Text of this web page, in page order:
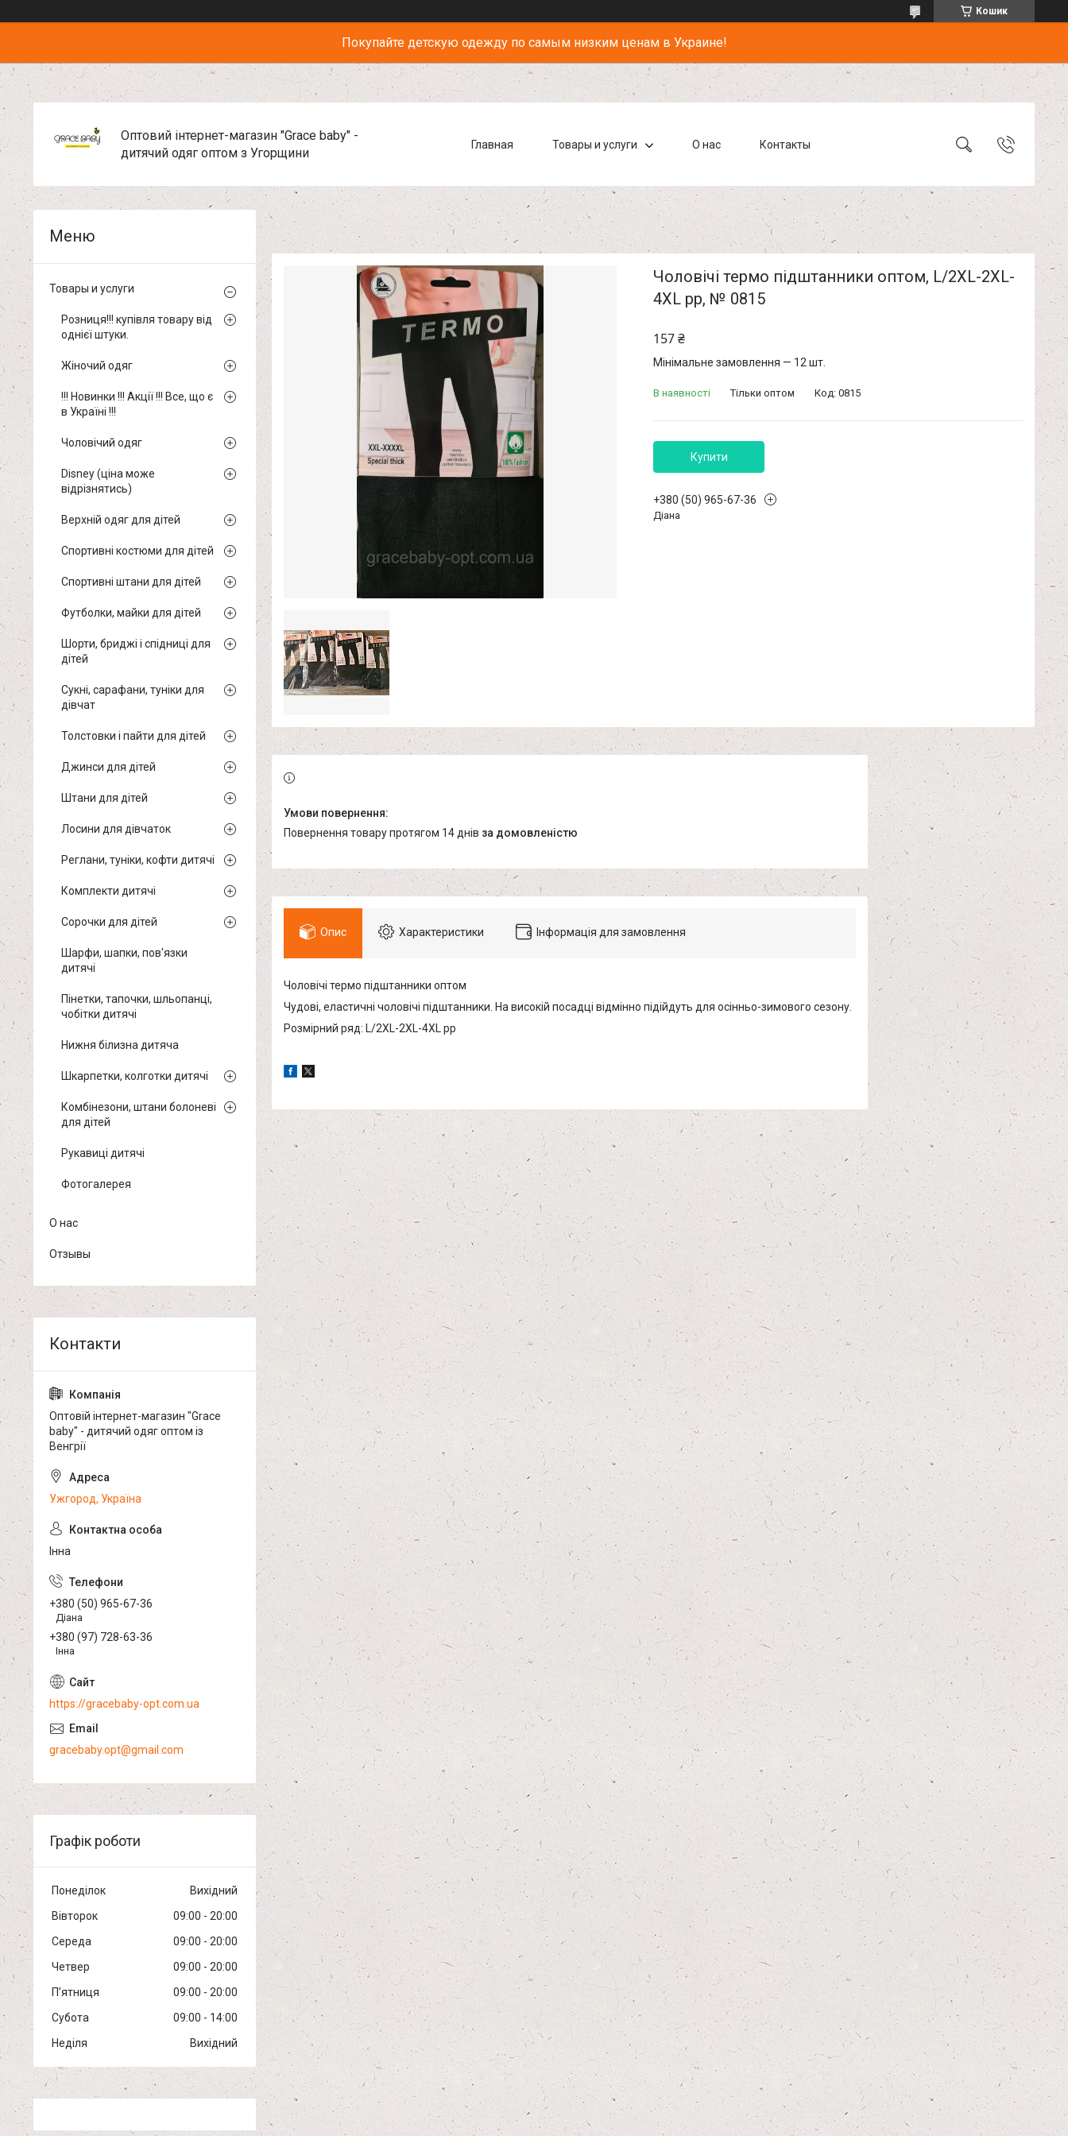
Кошик
Покупайте детскую одежду по самым низким ценам в Украине!
Оптовий інтернет-магазин "Grace baby" -
дитячий одяг оптом з Угорщини
Главная Товары и услуги О нас Контакты
Чоловічі термо підштанники оптом, L/2XL-2XL-
4XL pp, № 0815
157 ₴
Мінімальне замовлення — 12 шт.
В наявності Тільки оптом Код: 0815
Купити
+380 (50) 965-67-36
Діана
повернення товару протягом 14 днів за домовленістю
Опис Характеристики Інформація для замовлення
Чоловічі термо підштанники оптом
Чудові, еластичні чоловічі підштанники. На високій посадці відмінно підійдуть для осінньо-зимового сезону.
Розмірний ряд: L/2XL-2XL-4XL pp
Товары и услуги
Розниця!!! купівля товару від
однієї штуки.
Жіночий одяг
!!! Новинки !!! Акції !!! Все, що є
в Україні !!!
Чоловічий одяг
Disney (ціна може
відрізнятись)
Верхній одяг для дітей
Спортивні костюми для дітей
Спортивні штани для дітей
Футболки, майки для дітей
Шорти, бриджі і спідниці для
дітей
Сукні, сарафани, туніки для
дівчат
Толстовки і пайти для дітей
Джинси для дітей
Штани для дітей
Лосини для дівчаток
Реглани, туніки, кофти дитячі
Комплекти дитячі
Сорочки для дітей
Шарфи, шапки, пов'язки
дитячі
Пінетки, тапочки, шльопанці,
чобітки дитячі
Нижня білизна дитяча
Шкарпетки, колготки дитячі
Комбінезони, штани болоневі
для дітей
Рукавиці дитячі
Фотогалерея
О нас
Отзывы
Оптовій інтернет-магазин "Grace
baby" - дитячий одяг оптом із
Венгрії
Ужгород, Україна
Інна
+380 (50) 965-67-36
Діана
+380 (97) 728-63-36
Інна
https://gracebaby-opt.com.ua
gracebaby.opt@gmail.com
Графік роботи
Понеділок
Вихідний
Вівторок
09:00
20:00
Середа
09:00
20:00
Четвер
09:00
20:00
Пʼятниця
09:00
20:00
Субота
09:00
14:00
Неділя
Вихідний